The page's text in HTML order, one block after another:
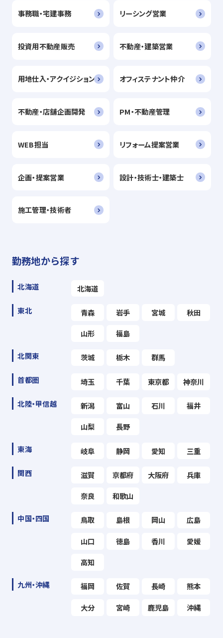
事務職・宅建事務 リーシング営業
投資用不動産販売 不動産・建築営業
用地仕入・アクイジション オフィステナント仲介
不動産・店舗企画開発 PM・不動産管理
WEB担当 リフォーム提案営業
企画・提案営業 設計・技術士・建築士
施工管理・技術者
勤務地から探す
北海道 北海道
東北 青森 岩手 宮城 秋田
山形 福島
北関東 茨城 栃木 群馬
首都圏 埼玉 千葉 東京都 神奈川
北陸・甲信越 新潟 富山 石川 福井
山梨 長野
東海 岐阜 静岡 愛知 三重
関西 滋賀 京都府 大阪府 兵庫
奈良 和歌山
中国・四国 鳥取 島根 岡山 広島
山口 徳島 香川 愛媛
高知
九州・沖縄 福岡 佐賀 長崎 熊本
大分 宮崎 鹿児島 沖縄